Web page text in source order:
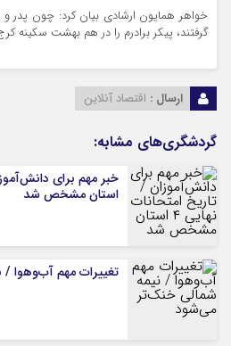
خواهر همایون ارشادی بیان کرد: چون پدر
گرفتند، پیکر برادرم را در هم بهشت سکینه
ارسال : اقتصاد آنلاین
گردشگری‌های مشابه:
استان مشخص شد
تغییرات مهم آب‌وهوا